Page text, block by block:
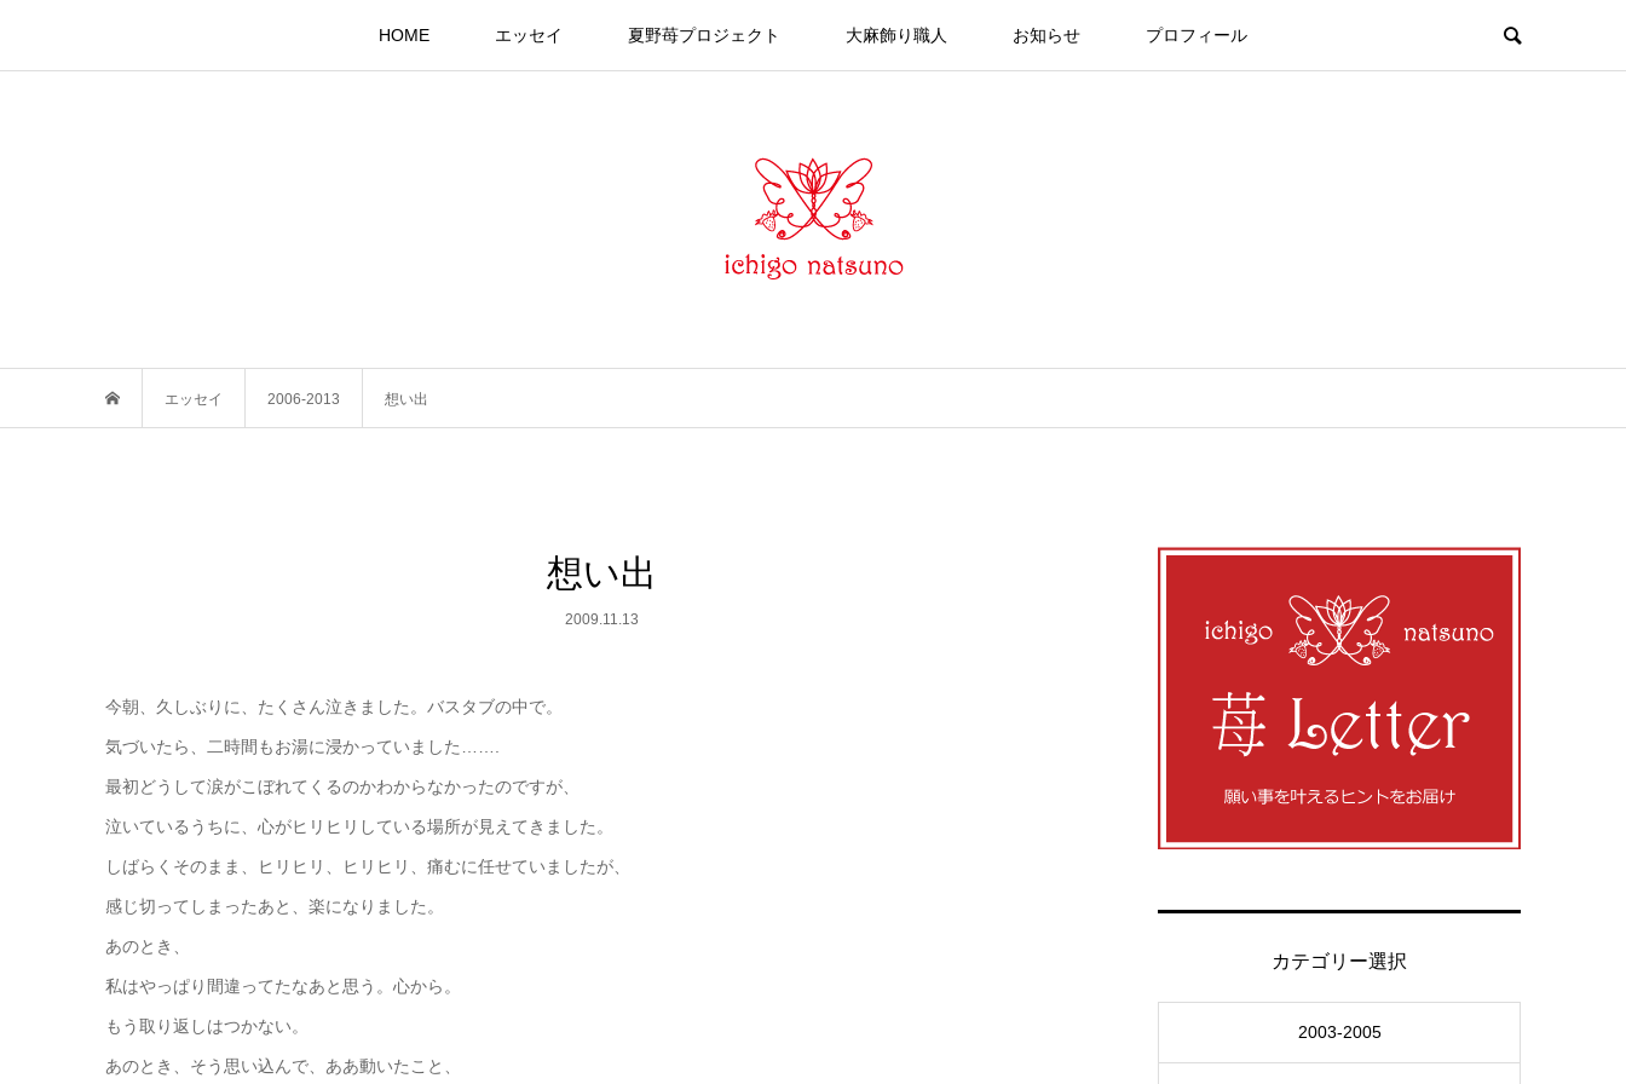
HOME エッセイ 夏野苺プロジェクト 大麻飾り職人 お知らせ プロフィール
エッセイ 2006-2013 想い出
想い出
2009.11.13
今朝、久しぶりに、たくさん泣きました。バスタブの中で。
気づいたら、二時間もお湯に浸かっていました…….
最初どうして涙がこぼれてくるのかわからなかったのですが、
泣いているうちに、心がヒリヒリしている場所が見えてきました。
しばらくそのまま、ヒリヒリ、ヒリヒリ、痛むに任せていましたが、
感じ切ってしまったあと、楽になりました。
あのとき、
私はやっぱり間違ってたなあと思う。心から。
もう取り返しはつかない。
あのとき、そう思い込んで、ああ動いたこと、
カテゴリー選択
2003-2005